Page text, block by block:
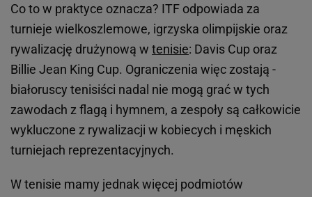
Co to w praktyce oznacza? ITF odpowiada za
turnieje wielkoszlemowe, igrzyska olimpijskie oraz
rywalizację drużynową w tenisie: Davis Cup oraz
Billie Jean King Cup. Ograniczenia więc zostają -
białoruscy tenisiści nadal nie mogą grać w tych
zawodach z flagą i hymnem, a zespoły są całkowicie
wykluczone z rywalizacji w kobiecych i męskich
turniejach reprezentacyjnych.
W tenisie mamy jednak więcej podmiotów